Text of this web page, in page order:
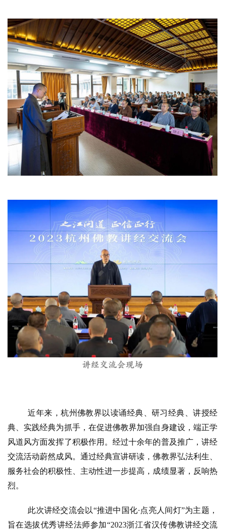
心
乐
菩
提
专
题
公
慈
善
教
人
巡
礼
视
频
教
艺
术
政
策
登录 注册
近年来，杭州佛教界以读诵经典、研习经典、讲授经
典、实践经典为抓手，在促进佛教界加强自身建设，端正学
风道风方面发挥了积极作用。经过十余年的普及推广，讲经
交流活动蔚然成风。通过经典宣讲研读，佛教界弘法利生、
服务社会的积极性、主动性进一步提高，成绩显著，反响热
烈。
此次讲经交流会以“推进中国化·点亮人间灯”为主题，
旨在选拔优秀讲经法师参加“2023浙江省汉传佛教讲经交流